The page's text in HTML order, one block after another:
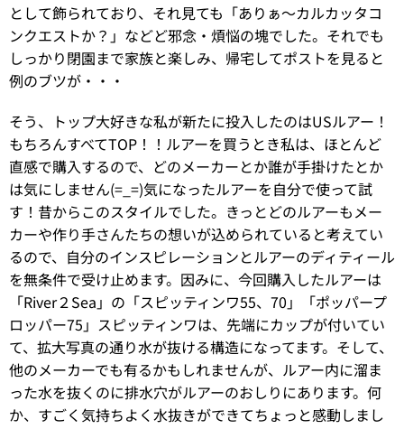
として飾られており、それ見ても「ありぁ～カルカッタコ
ンクエストか？」などど邪念・煩悩の塊でした。それでも
しっかり閉園まで家族と楽しみ、帰宅してポストを見ると
例のブツが・・・
そう、トップ大好きな私が新たに投入したのはUSルアー！
もちろんすべてTOP！！ルアーを買うとき私は、ほとんど
直感で購入するので、どのメーカーとか誰が手掛けたとか
は気にしません(=_=)気になったルアーを自分で使って試
す！昔からこのスタイルでした。きっとどのルアーもメー
カーや作り手さんたちの想いが込められていると考えてい
るので、自分のインスピレーションとルアーのディティール
を無条件で受け止めます。因みに、今回購入したルアーは
「River２Sea」の「スピッティンワ55、70」「ポッパープ
ロッパー75」スピッティンワは、先端にカップが付いてい
て、拡大写真の通り水が抜ける構造になってます。そして、
他のメーカーでも有るかもしれませんが、ルアー内に溜ま
った水を抜くのに排水穴がルアーのおしりにあります。何
か、すごく気持ちよく水抜きができてちょっと感動しまし